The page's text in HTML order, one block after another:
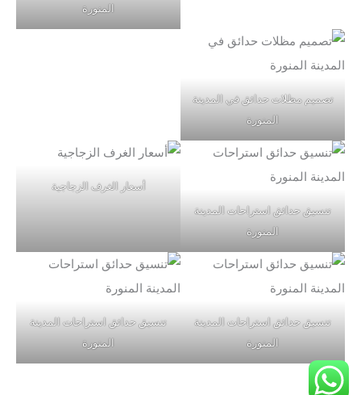
المنورة
تصميم مظلات حدائق في المدينة
المنورة
تنسيق حدائق استراحات المدينة
المنورة
أسعار الغرف الزجاجية
تنسيق حدائق استراحات المدينة
المنورة
تنسيق حدائق استراحات المدينة
المنورة